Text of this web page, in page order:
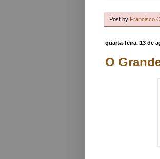
Post.by Francisco
quarta-feira, 13 de
O